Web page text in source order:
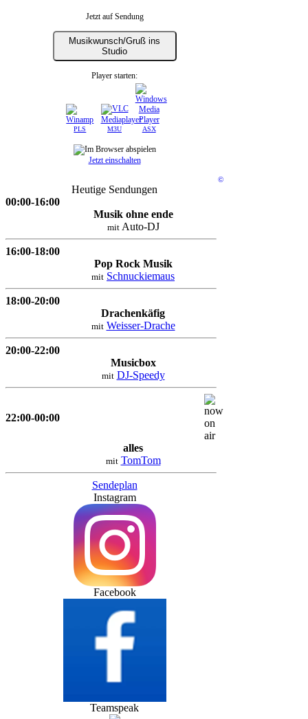
Jetzt auf Sendung
Musikwunsch/Gruß ins
Studio
Player starten:
PLS M3U ASX
Jetzt einschalten
©
Heutige Sendungen
00:00-16:00
Musik ohne ende
mitAuto-DJ
16:00-18:00
Pop Rock Musik
mit Schnuckiemaus
18:00-20:00
Drachenkäfig
mit Weisser-Drache
20:00-22:00
Musicbox
mit DJ-Speedy
22:00-00:00
alles
mit TomTom
Sendeplan
Instagram
Facebook
Teamspeak